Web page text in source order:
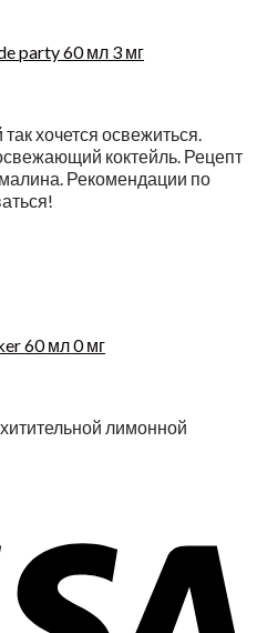
party 60 мл 3 мг
хочется освежиться.
коктейль. Рецепт
Рекомендации по
60 мл 0 мг
лимонной